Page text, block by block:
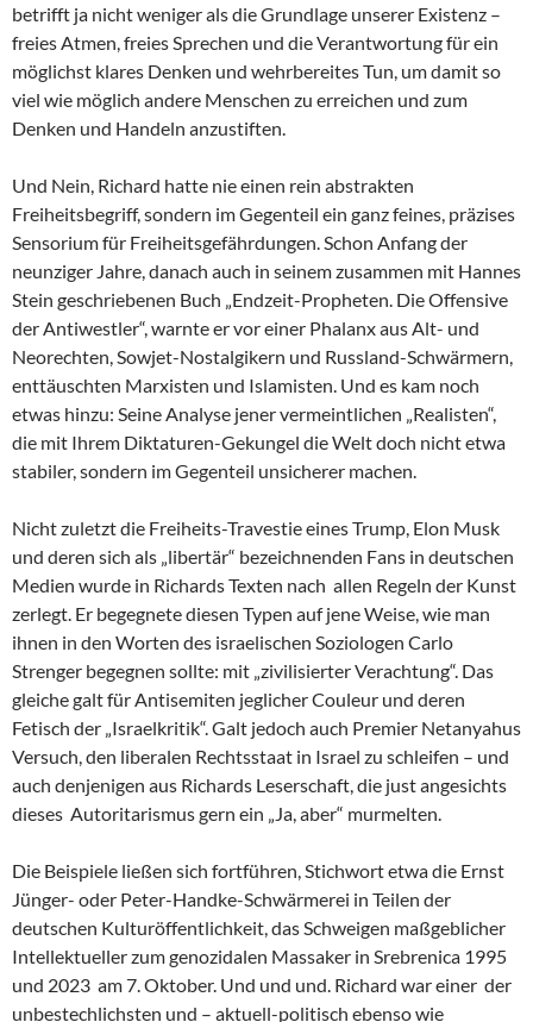
betrifft ja nicht weniger als die Grundlage unserer Existenz –
freies Atmen, freies Sprechen und die Verantwortung für ein
möglichst klares Denken und wehrbereites Tun, um damit so
viel wie möglich andere Menschen zu erreichen und zum
Denken und Handeln anzustiften.
Und Nein, Richard hatte nie einen rein abstrakten
Freiheitsbegriff, sondern im Gegenteil ein ganz feines, präzises
Sensorium für Freiheitsgefährdungen. Schon Anfang der
neunziger Jahre, danach auch in seinem zusammen mit Hannes
Stein geschriebenen Buch „Endzeit-Propheten. Die Offensive
der Antiwestler“, warnte er vor einer Phalanx aus Alt- und
Neorechten, Sowjet-Nostalgikern und Russland-Schwärmern,
enttäuschten Marxisten und Islamisten. Und es kam noch
etwas hinzu: Seine Analyse jener vermeintlichen „Realisten“,
die mit Ihrem Diktaturen-Gekungel die Welt doch nicht etwa
stabiler, sondern im Gegenteil unsicherer machen.
Nicht zuletzt die Freiheits-Travestie eines Trump, Elon Musk
und deren sich als „libertär“ bezeichnenden Fans in deutschen
Medien wurde in Richards Texten nach allen Regeln der Kunst
zerlegt. Er begegnete diesen Typen auf jene Weise, wie man
ihnen in den Worten des israelischen Soziologen Carlo
Strenger begegnen sollte: mit „zivilisierter Verachtung“. Das
gleiche galt für Antisemiten jeglicher Couleur und deren
Fetisch der „Israelkritik“. Galt jedoch auch Premier Netanyahus
Versuch, den liberalen Rechtsstaat in Israel zu schleifen – und
auch denjenigen aus Richards Leserschaft, die just angesichts
dieses Autoritarismus gern ein „Ja, aber“ murmelten.
Die Beispiele ließen sich fortführen, Stichwort etwa die Ernst
Jünger- oder Peter-Handke-Schwärmerei in Teilen der
deutschen Kulturöffentlichkeit, das Schweigen maßgeblicher
Intellektueller zum genozidalen Massaker in Srebrenica 1995
und 2023 am 7. Oktober. Und und und. Richard war einer der
unbestechlichsten und – aktuell-politisch ebenso wie